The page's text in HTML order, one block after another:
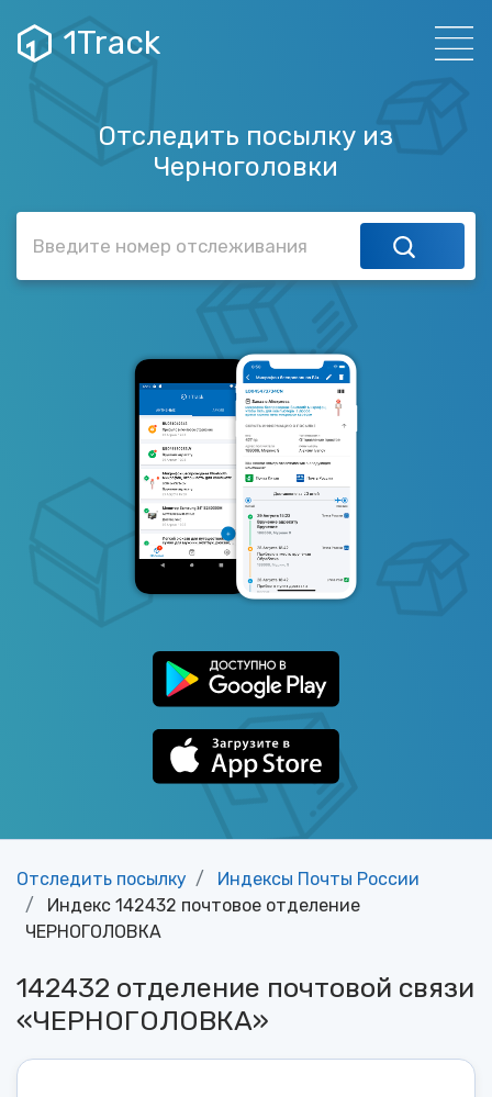
1Track
Отследить посылку из
Черноголовки
Отследить посылку
Индексы Почты России
Индекс 142432 почтовое отделение
ЧЕРНОГОЛОВКА
142432 отделение почтовой связи
«ЧЕРНОГОЛОВКА»